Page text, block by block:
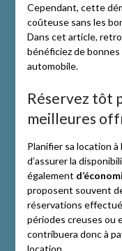
Cependant, cette
coûteuse sans les
Dans cet article,
bénéficiez de
automobile.
Réservez tôt
meilleures
Planifier sa location
d’assurer la
également
proposent souvent
réservations
périodes creuses ou
contribuera donc à